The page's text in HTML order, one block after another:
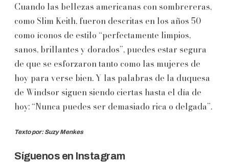
Cuando las bellezas americanas con sombrereras,
como Slim Keith, fueron descritas en los años 50
como íconos de estilo “perfectamente limpios,
sanos, brillantes y dorados”, puedes estar segura
de que se esforzaron tanto como las mujeres de
hoy para verse bien. Y las palabras de la duquesa
de Windsor siguen siendo ciertas hasta el día de
hoy: “Nunca puedes ser demasiado rica o delgada”.
Texto por:Suzy Menkes
Síguenos en Instagram